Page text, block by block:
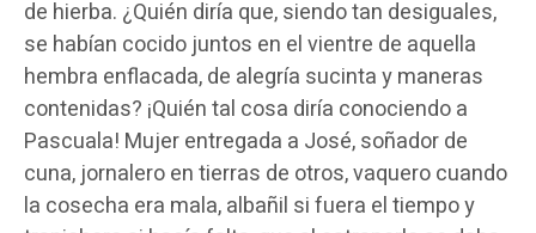
de hierba. ¿Quién diría que, siendo tan desiguales,
se habían cocido juntos en el vientre de aquella
hembra enflacada, de alegría sucinta y maneras
contenidas? ¡Quién tal cosa diría conociendo a
Pascuala! Mujer entregada a José, soñador de
cuna, jornalero en tierras de otros, vaquero cuando
la cosecha era mala, albañil si fuera el tiempo y